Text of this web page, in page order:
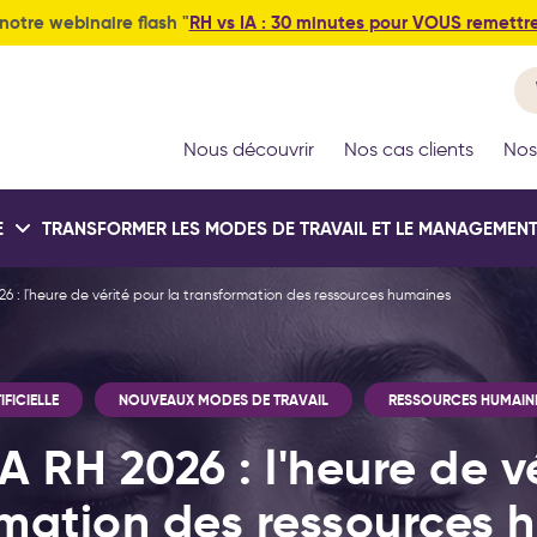
webinaire flash "RH vs IA : 30 minutes pour VOUS
Nous découvrir Nos cas clients
méthode OKR
et Key Results)
Test
stratégique : votre
de pilotage
vraiment
TRANSFORMER LES MODES DE TRAVAIL ET LE MANAGEMENT
leadership et
management
Conseil et
nouveaux modes
IA® : la méthode
l'IA au service
votre stratégie
d’entreprise
Formations
artificielle
: l'heure de vérité pour la transformation des ressources humaines
NOUVEAUX MODES DE TRAVAIL RESSOURCES
RH 2026 : l'heure de
des ressources